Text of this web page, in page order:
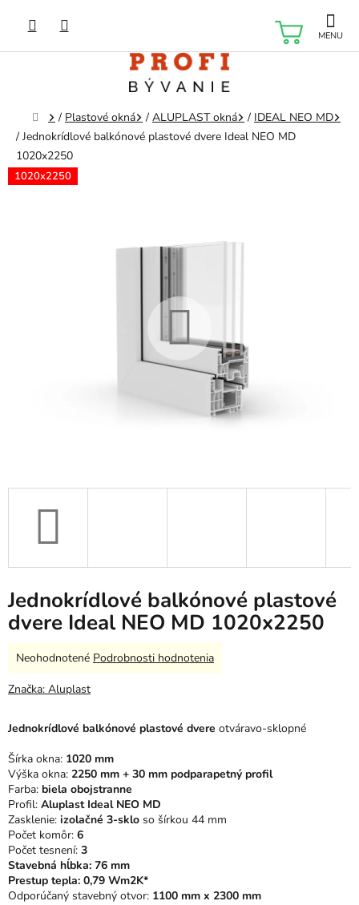
obsah
Domov
/ Plastové okná / ALUPLAST okná / IDEAL NEO MD
/ Jednokrídlové balkónové plastové dvere Ideal NEO MD
1020x2250
1020x2250
Jednokrídlové balkónové plastové
dvere Ideal NEO MD 1020x2250
Jednokrídlové balkónové plastové dvere otváravo-sklopné
Šírka okna: 1020 mm
Výška okna: 2250 mm + 30 mm podparapetný profil
Farba: biela obojstranne
Profil: Aluplast Ideal NEO MD
Zasklenie: izolačné 3-sklo so šírkou 44 mm
Počet komôr: 6
Počet tesnení: 3
Stavebná hĺbka: 76 mm
Prestup tepla: 0,79 Wm2K*
Odporúčaný stavebný otvor: 1100 mm x 2300 mm
Priemerné
produktu
z
hviezdičiek.
Neohodnotené Podrobnosti hodnotenia
Značka: Aluplast